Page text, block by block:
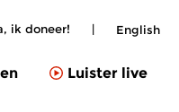
ik doneer! | English
Luister live